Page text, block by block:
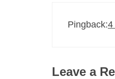
Pingback:4
Leave a